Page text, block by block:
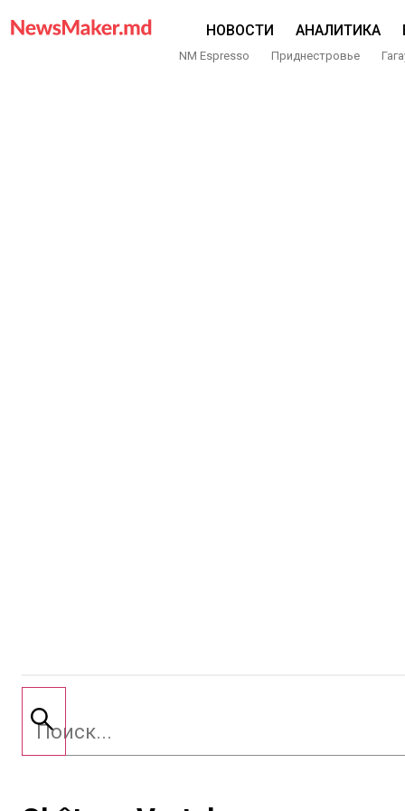
НОВОСТИ АНАЛИТИКА
NM Espresso Приднестровье